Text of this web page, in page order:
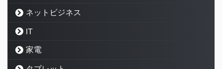
ネットビジネス
IT
家電